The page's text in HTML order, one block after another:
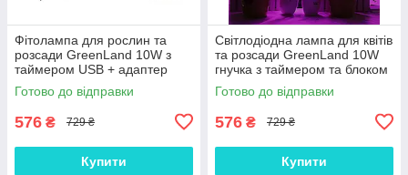
Фітолампа для рослин та
розсади GreenLand 10W з
таймером USB + адаптер
220В повний спектр, Gp
Готово до відправки
576 ₴ 729 ₴
Купити
Світлодіодна лампа для квітів
та розсади GreenLand 10W
гнучка з таймером та блоком
живлення, Gp
Готово до відправки
576 ₴ 729 ₴
Купити